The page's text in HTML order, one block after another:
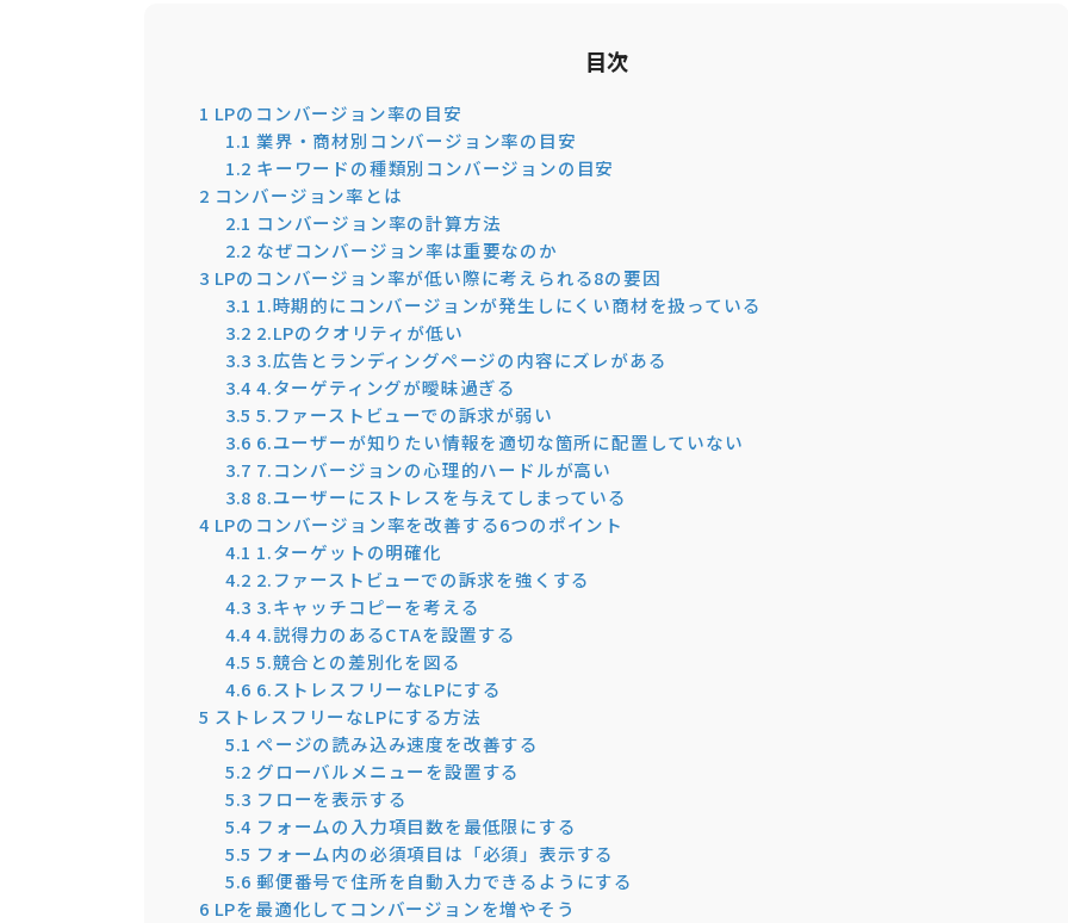
目次
1 LPのコンバージョン率の目安
1.1 業界・商材別コンバージョン率の目安
1.2 キーワードの種類別コンバージョンの目安
2 コンバージョン率とは
2.1 コンバージョン率の計算方法
2.2 なぜコンバージョン率は重要なのか
3 LPのコンバージョン率が低い際に考えられる8の要因
3.1 1.時期的にコンバージョンが発生しにくい商材を扱っている
3.2 2.LPのクオリティが低い
3.3 3.広告とランディングページの内容にズレがある
3.4 4.ターゲティングが曖昧過ぎる
3.5 5.ファーストビューでの訴求が弱い
3.6 6.ユーザーが知りたい情報を適切な箇所に配置していない
3.7 7.コンバージョンの心理的ハードルが高い
3.8 8.ユーザーにストレスを与えてしまっている
4 LPのコンバージョン率を改善する6つのポイント
4.1 1.ターゲットの明確化
4.2 2.ファーストビューでの訴求を強くする
4.3 3.キャッチコピーを考える
4.4 4.説得力のあるCTAを設置する
4.5 5.競合との差別化を図る
4.6 6.ストレスフリーなLPにする
5 ストレスフリーなLPにする方法
5.1 ページの読み込み速度を改善する
5.2 グローバルメニューを設置する
5.3 フローを表示する
5.4 フォームの入力項目数を最低限にする
5.5 フォーム内の必須項目は「必須」表示する
5.6 郵便番号で住所を自動入力できるようにする
6 LPを最適化してコンバージョンを増やそう